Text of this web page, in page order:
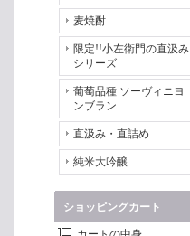
麦焼酎
限定!!小左衛門の直汲み
シリーズ
葡萄品種 ソーヴィニヨ
ンブラン
直汲み・直詰め
純米大吟醸
ショッピングカート